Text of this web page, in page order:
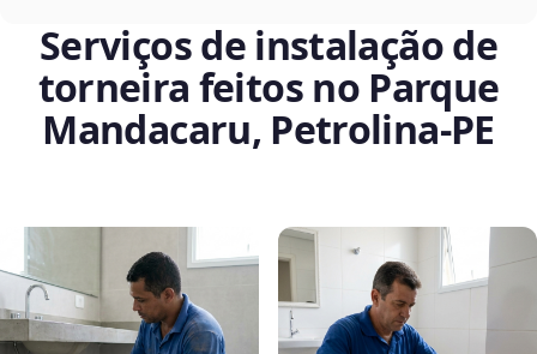
Serviços de instalação de
torneira feitos no Parque
Mandacaru, Petrolina‑PE